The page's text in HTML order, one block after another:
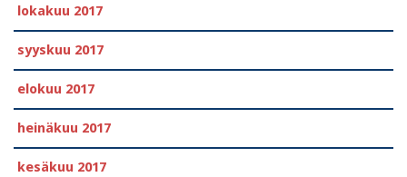
lokakuu 2017
syyskuu 2017
elokuu 2017
heinäkuu 2017
kesäkuu 2017